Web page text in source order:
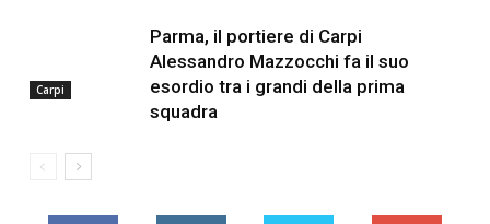
Carpi
Parma, il portiere di Carpi
Alessandro Mazzocchi fa il suo
esordio tra i grandi della prima
squadra